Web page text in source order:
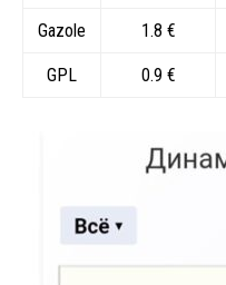
Gazole 1.8 €
GPL 0.9 €